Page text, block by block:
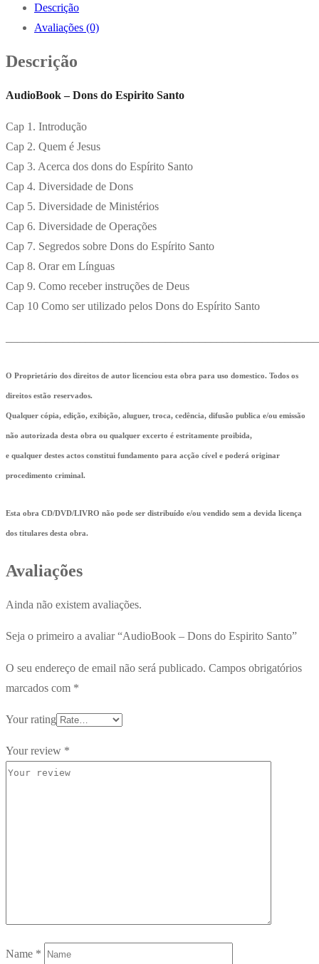
Descrição
Avaliações (0)
Descrição
AudioBook – Dons do Espirito Santo
Cap 1. Introdução
Cap 2. Quem é Jesus
Cap 3. Acerca dos dons do Espírito Santo
Cap 4. Diversidade de Dons
Cap 5. Diversidade de Ministérios
Cap 6. Diversidade de Operações
Cap 7. Segredos sobre Dons do Espírito Santo
Cap 8. Orar em Línguas
Cap 9. Como receber instruções de Deus
Cap 10 Como ser utilizado pelos Dons do Espírito Santo
O Proprietário dos direitos de autor licenciou esta obra para uso domestico. Todos os
direitos estão reservados.
Qualquer cópia, edição, exibição, aluguer, troca, cedência, difusão publica e/ou emissão
não autorizada desta obra ou qualquer excerto é estritamente proibida,
e qualquer destes actos constitui fundamento para acção cível e poderá originar
procedimento criminal.
Esta obra CD/DVD/LIVRO não pode ser distribuído e/ou vendido sem a devida licença
dos titulares desta obra.
Avaliações
Ainda não existem avaliações.
Seja o primeiro a avaliar “AudioBook – Dons do Espirito Santo”
O seu endereço de email não será publicado. Campos obrigatórios
marcados com *
Your rating
Your review *
Name *